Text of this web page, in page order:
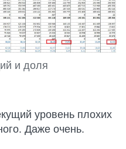
и доля
уровень плохих
Даже очень.